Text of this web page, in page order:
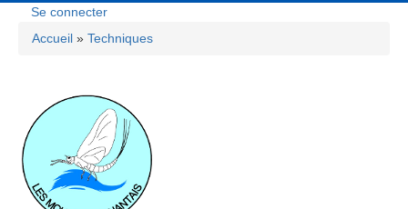
contenu
Menu
Compte
De
L'utilisateur
Se connecter
D'Ariane
Accueil Techniques